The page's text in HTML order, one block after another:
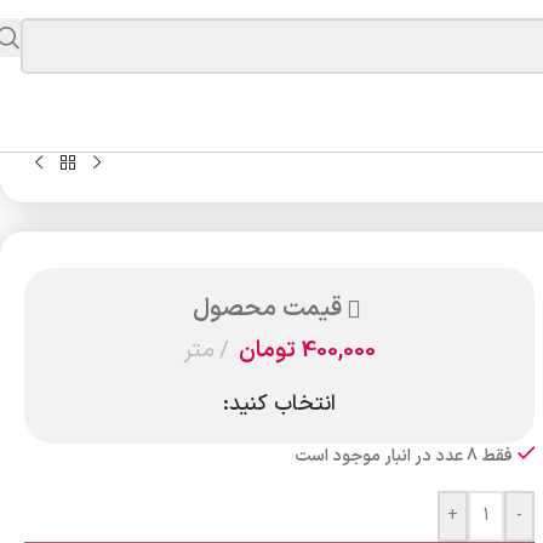
قیمت محصول
400,000تومان متر
انتخاب کنید:
فقط 8 عدد در انبار موجود است
-
+